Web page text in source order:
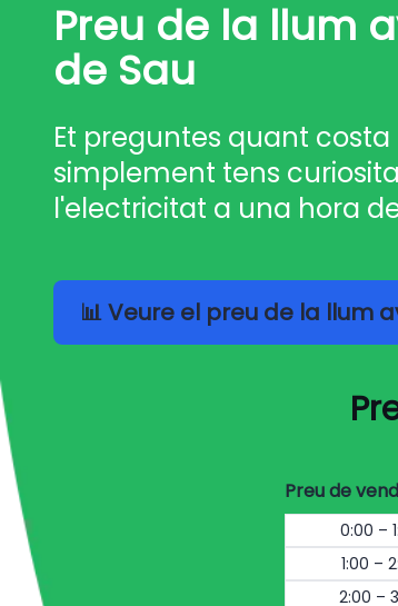
Preu de la llum
de Sau
Et preguntes quant
simplement tens
l'electricitat a una hora
📊 Veure el preu de la llum
Preu de
0:00 –
1:00 –
2:00 –